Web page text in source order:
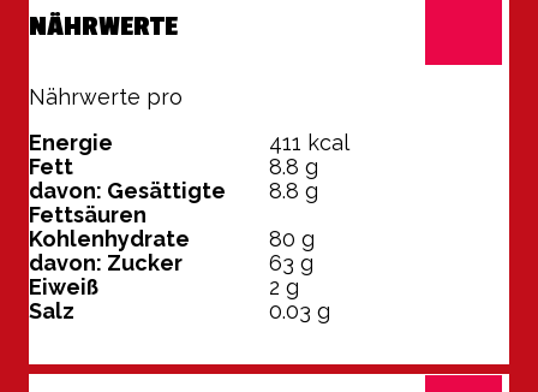
NÄHRWERTE
Nährwerte pro
Energie 411 kcal
Fett
8.8 g
davon: Gesättigte
Fettsäuren
8.8 g
Kohlenhydrate
80 g
davon: Zucker
63 g
Eiweiß
2 g
Salz
0.03 g